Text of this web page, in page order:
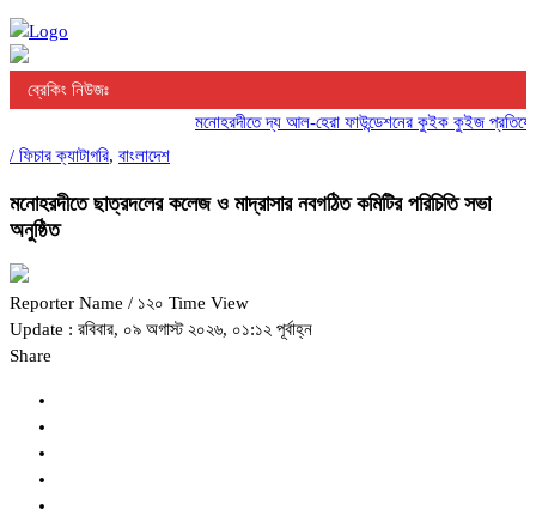
ব্রেকিং নিউজঃ
মনোহরদীতে দ্য আল-হেরা ফাউন্ডেশনের কুইক কুইজ
/ ফিচার ক্যাটাগরি, বাংলাদেশ
মনোহরদীতে ছাত্রদলের কলেজ ও মাদ্রাসার নবগঠিত কমিটির পরিচিতি সভা
অনুষ্ঠিত
Reporter Name / ১২০ Time View
Update : রবিবার, ০৯ অগাস্ট ২০২৬, ০১:১২ পূর্বাহ্ন
Share